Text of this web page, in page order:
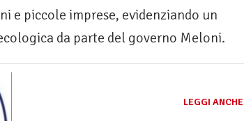
e piccole imprese, evidenziando un
da parte del governo Meloni.
LEGGI ANCHE